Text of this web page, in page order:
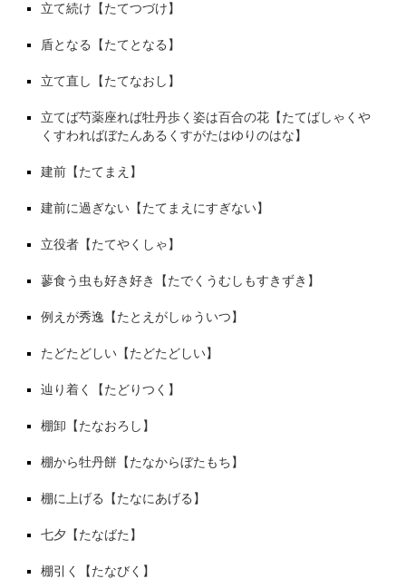
立て続け【たてつづけ】
盾となる【たてとなる】
立て直し【たてなおし】
立てば芍薬座れば牡丹歩く姿は百合の花【たてばしゃくや
くすわればぼたんあるくすがたはゆりのはな】
建前【たてまえ】
建前に過ぎない【たてまえにすぎない】
立役者【たてやくしゃ】
蓼食う虫も好き好き【たでくうむしもすきずき】
例えが秀逸【たとえがしゅういつ】
たどたどしい【たどたどしい】
辿り着く【たどりつく】
棚卸【たなおろし】
棚から牡丹餅【たなからぼたもち】
棚に上げる【たなにあげる】
七夕【たなばた】
棚引く【たなびく】